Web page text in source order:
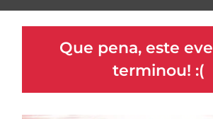
Que pena, este
terminou! :(